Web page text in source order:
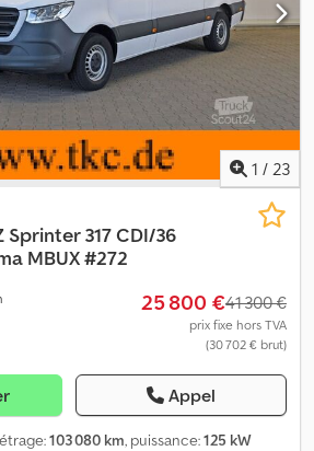
1 / 23
Sprinter 317 CDI/36
MBUX #272
25 800 €41 300 €
prix fixe hors TVA
(30 702 € brut)
Appel
103 080 km, puissance:125 kW